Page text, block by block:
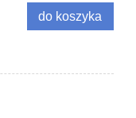
do koszyka